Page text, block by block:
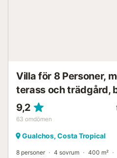
Villa för 8 Personer,
terass och trädgård,
9,2
63 omdömen
Gualchos, Costa Tropical
8 personer 4 sovrum 400 m²